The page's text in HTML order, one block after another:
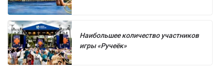
Наибольшее количество участников
игры «Ручеёк»